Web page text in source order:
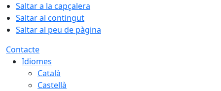
Saltar a la capçalera
Saltar al contingut
Saltar al peu de pàgina
Contacte
Idiomes
Català
Castellà